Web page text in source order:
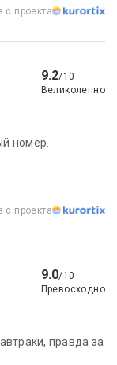
с проекта
9.2/10
Великолепно
номер.
с проекта
9.0/10
Превосходно
правда за